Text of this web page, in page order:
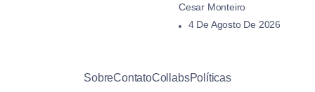
Cesar Monteiro
4 De Agosto De 2026
SobreContatoCollabsPolíticas